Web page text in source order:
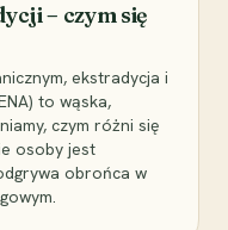
– czym się
ekstradycja i
to wąska,
czym różni się
osoby jest
obrońca w